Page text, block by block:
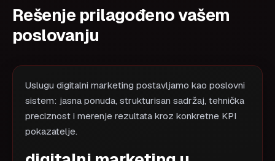
Rešenje prilagođeno vašem
poslovanju
Uslugu digitalni marketing postavljamo kao poslovni
sistem: jasna ponuda, strukturisan sadržaj, tehnička
preciznost i merenje rezultata kroz konkretne KPI
pokazatelje.